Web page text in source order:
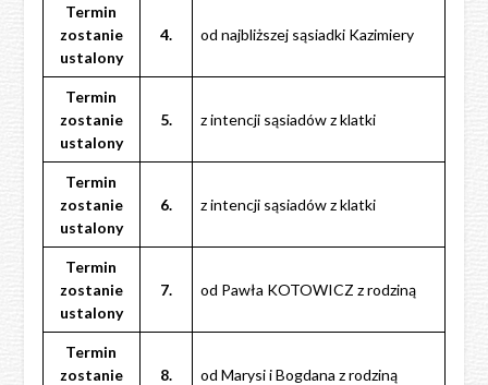
Termin
zostanie
ustalony
4. od najbliższej sąsiadki Kazimiery
Termin
zostanie
ustalony
5. z intencji sąsiadów z klatki
Termin
zostanie
ustalony
6. z intencji sąsiadów z klatki
Termin
zostanie
ustalony
7. od Pawła KOTOWICZ z rodziną
Termin
zostanie
8. od Marysi i Bogdana z rodziną